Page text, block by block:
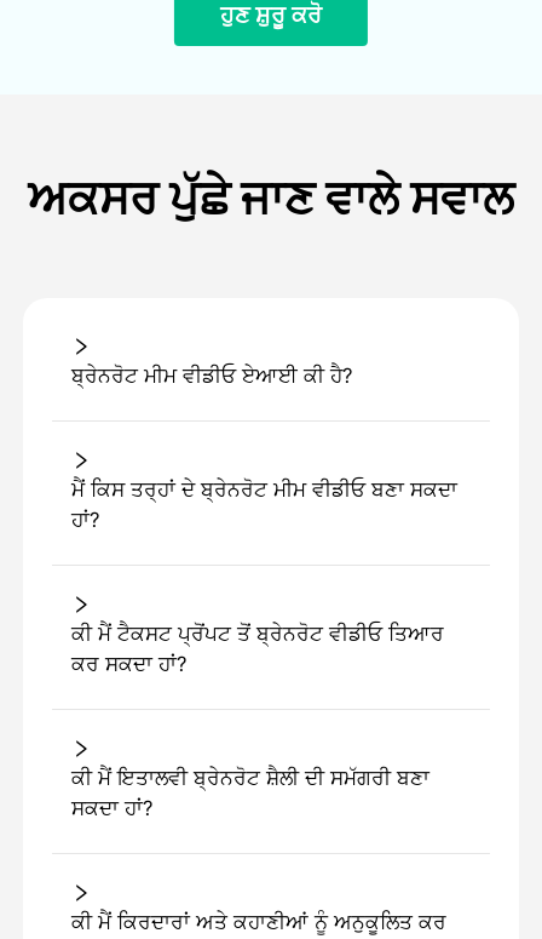
ਹੁਣ ਸ਼ੁਰੂ ਕਰੋ
ਅਕਸਰ ਪੁੱਛੇ ਜਾਣ ਵਾਲੇ ਸਵਾਲ
ਬ੍ਰੇਨਰੋਟ ਮੀਮ ਵੀਡੀਓ ਏਆਈ ਕੀ ਹੈ?
ਮੈਂ ਕਿਸ ਤਰ੍ਹਾਂ ਦੇ ਬ੍ਰੇਨਰੋਟ ਮੀਮ ਵੀਡੀਓ ਬਣਾ ਸਕਦਾ
ਹਾਂ?
ਕੀ ਮੈਂ ਟੈਕਸਟ ਪ੍ਰੋਂਪਟ ਤੋਂ ਬ੍ਰੇਨਰੋਟ ਵੀਡੀਓ ਤਿਆਰ
ਕਰ ਸਕਦਾ ਹਾਂ?
ਕੀ ਮੈਂ ਇਤਾਲਵੀ ਬ੍ਰੇਨਰੋਟ ਸ਼ੈਲੀ ਦੀ ਸਮੱਗਰੀ ਬਣਾ
ਸਕਦਾ ਹਾਂ?
ਕੀ ਮੈਂ ਕਿਰਦਾਰਾਂ ਅਤੇ ਕਹਾਣੀਆਂ ਨੂੰ ਅਨੁਕੂਲਿਤ ਕਰ